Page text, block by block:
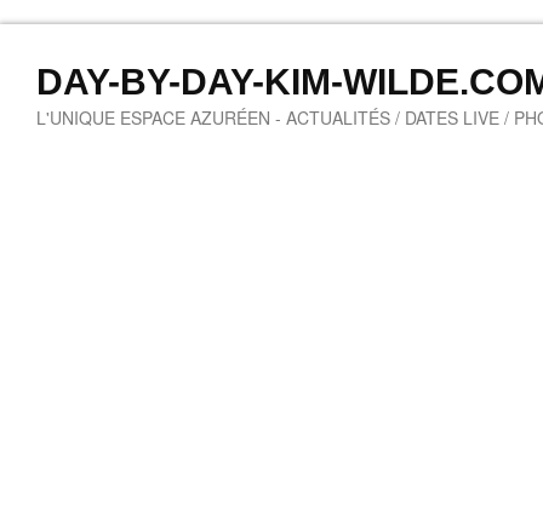
DAY-BY-DAY-KIM-
L'UNIQUE ESPACE AZURÉEN - ACTUALITÉS / DATES LIVE /